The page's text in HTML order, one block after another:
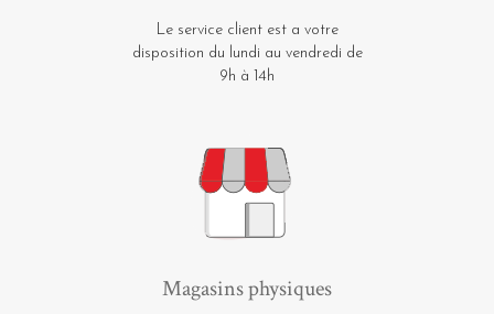
Le service client est a votre
disposition du lundi au vendredi de
9h à 14h
Magasins physiques